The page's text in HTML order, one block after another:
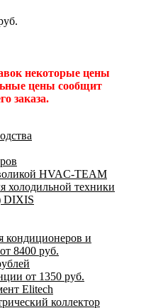
некоторые цены
цены сообщит
заказа.
HVAC-TEAM
холодильной техники
DIXIS
кондиционеров и
8400 руб.
от 1350 руб.
Elitech
коллектор